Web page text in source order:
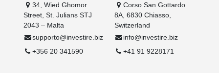
34, Wied Ghomor
Street, St. Julians STJ
2043 – Malta
supporto@investire.biz
+356 20 341590
Corso San Gottardo
8A, 6830 Chiasso,
Switzerland
info@investire.biz
+41 91 9228171